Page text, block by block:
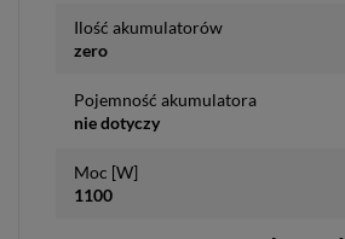
Ilość akumulatorów
zero
Pojemność akumulatora
nie dotyczy
Moc [W]
1100